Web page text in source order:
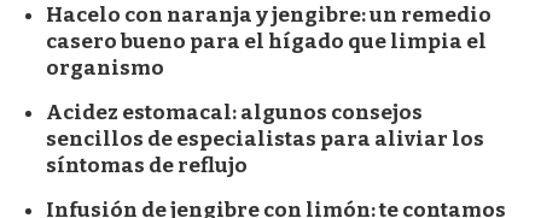
Hacelo con naranja y jengibre: un remedio
casero bueno para el hígado que limpia el
organismo
Acidez estomacal: algunos consejos
sencillos de especialistas para aliviar los
síntomas de reflujo
Infusión de jengibre con limón: te contamos